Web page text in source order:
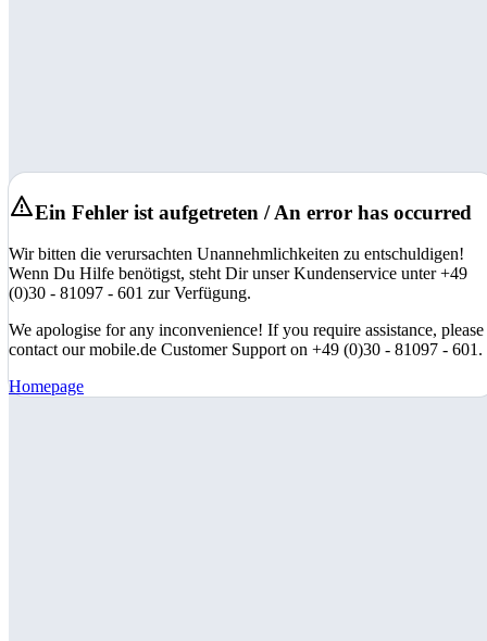
Ein Fehler ist aufgetreten / An error has occurred
Wir bitten die verursachten Unannehmlichkeiten zu entschuldigen!
Wenn Du Hilfe benötigst, steht Dir unser Kundenservice unter +49
(0)30 - 81097 - 601 zur Verfügung.
We apologise for any inconvenience! If you require assistance, please
contact our mobile.de Customer Support on +49 (0)30 - 81097 - 601.
Homepage